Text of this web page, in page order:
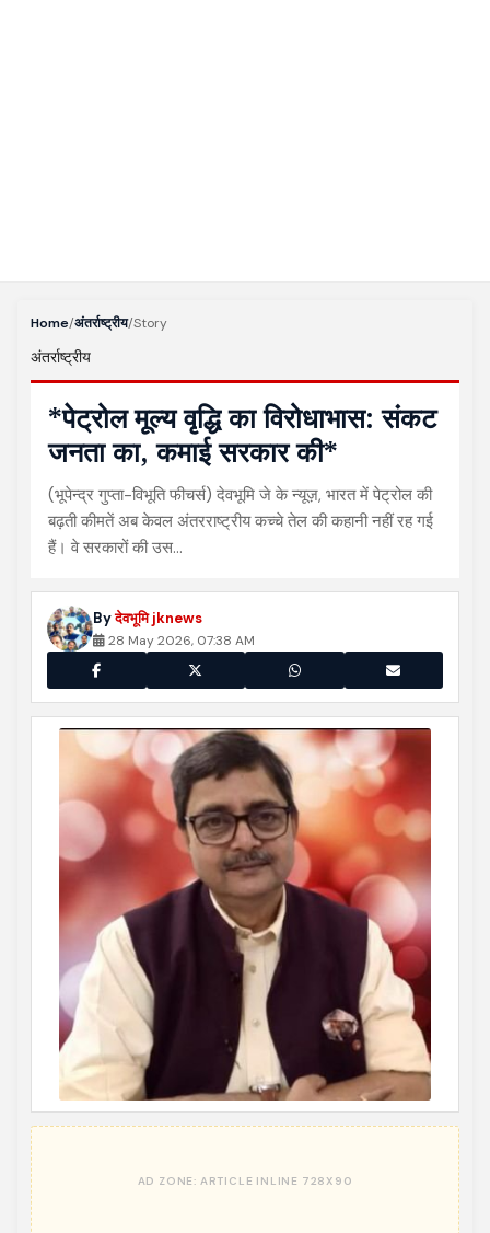
Home/अंतर्राष्ट्रीय/Story
अंतर्राष्ट्रीय
*पेट्रोल मूल्य वृद्धि का विरोधाभास: संकट
जनता का, कमाई सरकार की*
(भूपेन्द्र गुप्ता-विभूति फीचर्स) देवभूमि जे के न्यूज़, भारत में पेट्रोल की
बढ़ती कीमतें अब केवल अंतरराष्ट्रीय कच्चे तेल की कहानी नहीं रह गई
हैं। वे सरकारों की उस…
Byदेवभूमि jknews
28 May 2026, 07:38 AM